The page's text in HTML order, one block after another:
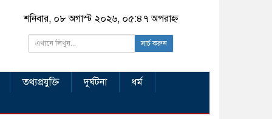
শনিবার, ০৮ অগাস্ট ২০২৬, ০৫:৪৭ অপরাহ্ন
সার্চ করুন
তথ্যপ্রযুক্তি দুর্ঘটনা
ধর্ম